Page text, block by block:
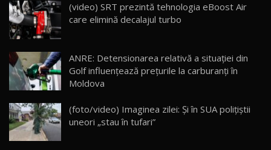
16
AutoBlogMD
13:10
17 20:06
Va fi modelul nr.1 BYD în Moldova? BYD Seal U
30:08
(video) SRT prezintă tehnologia eBoost Air
care elimină decalajul turbo
ANRE: Detensionarea relativă a situației din
Golf influențează prețurile la carburanți în
Moldova
(foto/video) Imaginea zilei: Și în SUA polițiștii
uneori „stau în tufari”